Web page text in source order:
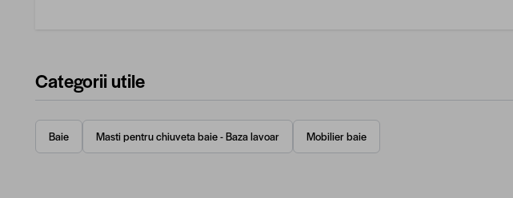
Categorii utile
Baie Masti pentru chiuveta baie - Baza lavoar Mobilier baie